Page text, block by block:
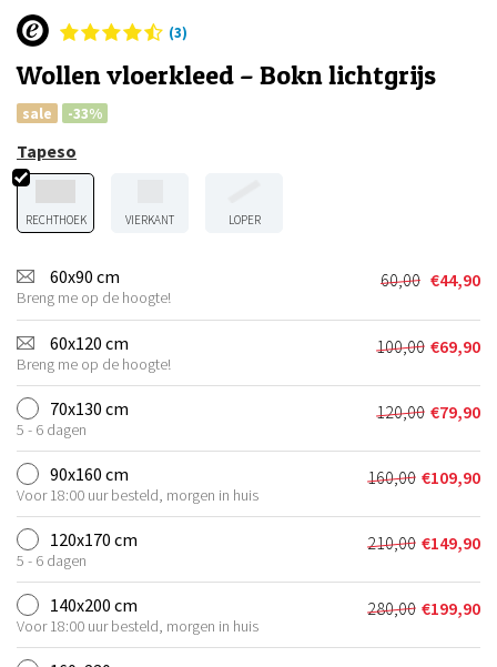
(3)
Wollen vloerkleed – Bokn lichtgrijs
sale -33%
Tapeso
RECHTHOEK VIERKANT LOPER
60x90 cm
Breng me op de hoogte!
60,00
prijs
was:
€60,00.
€44,90
Huidige
prijs
is:
€44,90.
60x120 cm
Breng me op de hoogte!
100,00
prijs
was:
€100,00.
€69,90
Huidige
prijs
is:
€69,90.
70x130 cm
5 - 6 dagen
120,00
prijs
was:
€120,00.
€79,90
Huidige
prijs
is:
€79,90.
90x160 cm
Voor 18:00 uur besteld, morgen in huis
160,00
prijs
was:
€160,00.
€109,90
Huidige
prijs
is:
€109,90.
120x170 cm
5 - 6 dagen
210,00
prijs
was:
€210,00.
€149,90
Huidige
prijs
is:
€149,90.
140x200 cm
Voor 18:00 uur besteld, morgen in huis
280,00
prijs
€199,90
Huidige
prijs